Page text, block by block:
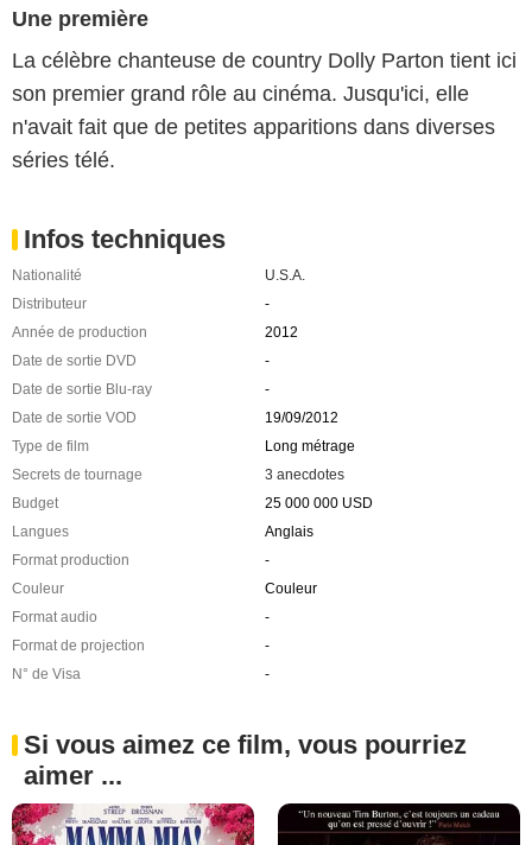
Une première
La célèbre chanteuse de country Dolly Parton tient ici
son premier grand rôle au cinéma. Jusqu'ici, elle
n'avait fait que de petites apparitions dans diverses
séries télé.
Infos techniques
Nationalité
U.S.A.
Distributeur
-
Année de production
2012
Date de sortie DVD
-
Date de sortie Blu-ray
-
Date de sortie VOD
19/09/2012
Type de film
Long métrage
Secrets de tournage
3 anecdotes
Budget
25 000 000 USD
Langues
Anglais
Format production
-
Couleur
Couleur
Format audio
-
Format de projection
-
N° de Visa
-
Si vous aimez ce film, vous pourriez
aimer ...